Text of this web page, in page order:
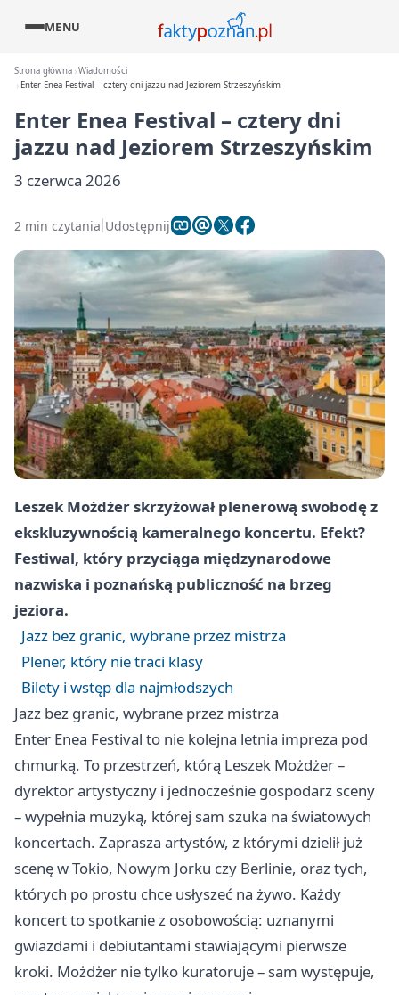
MENU
Strona główna Wiadomości
Enter Enea Festival – cztery dni jazzu nad Jeziorem Strzeszyńskim
Enter Enea Festival – cztery dni
jazzu nad Jeziorem Strzeszyńskim
3 czerwca 2026
2 min czytania Udostępnij
Leszek Możdżer skrzyżował plenerową swobodę z
ekskluzywnością kameralnego koncertu. Efekt?
Festiwal, który przyciąga międzynarodowe
nazwiska i poznańską publiczność na brzeg
jeziora.
Jazz bez granic, wybrane przez mistrza
Plener, który nie traci klasy
Bilety i wstęp dla najmłodszych
Jazz bez granic, wybrane przez mistrza
Enter Enea Festival to nie kolejna letnia impreza pod
chmurką. To przestrzeń, którą Leszek Możdżer –
dyrektor artystyczny i jednocześnie gospodarz sceny
– wypełnia muzyką, której sam szuka na światowych
koncertach. Zaprasza artystów, z którymi dzielił już
scenę w Tokio, Nowym Jorku czy Berlinie, oraz tych,
których po prostu chce usłyszeć na żywo. Każdy
koncert to spotkanie z osobowością: uznanymi
gwiazdami i debiutantami stawiającymi pierwsze
kroki. Możdżer nie tylko kuratoruje – sam występuje,